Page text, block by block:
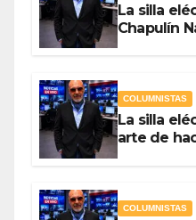
La silla
Chapulín
COLUMNISTAS
La silla
arte de
COLUMNISTAS